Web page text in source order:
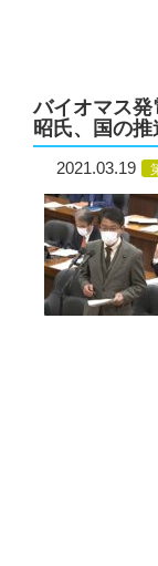
バイオマス
昭氏、国の
2021.03.19